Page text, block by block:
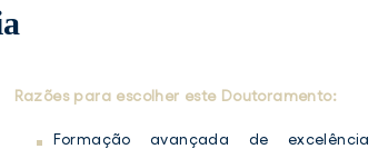
Razões para escolher este Doutoramento:
Formação avançada de excelência